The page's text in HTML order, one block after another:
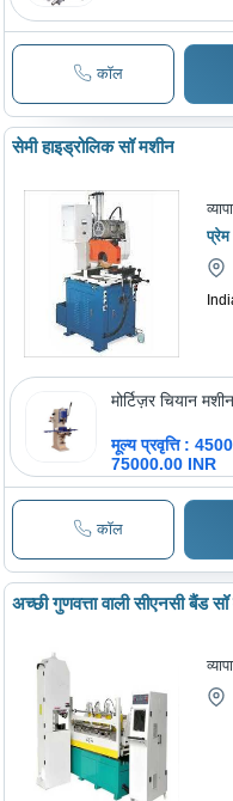
कॉल
सेमी हाइड्रोलिक सॉ मशीन
प्रेम
मोर्टिज़र चियान मशीन
मूल्य प्रवृत्ति :
75000.00 INR
कॉल
अच्छी गुणवत्ता वाली सीएनसी बैंड